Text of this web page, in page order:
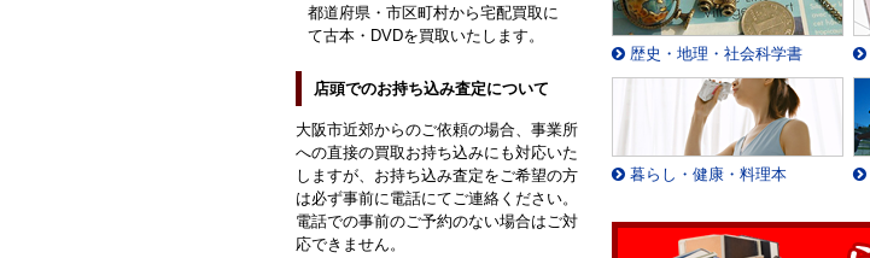
歴史・地理・社会科学書
暮らし・健康・料理本
都道府県・市区町村から宅配買取に
て古本・DVDを買取いたします。
店頭でのお持ち込み査定について
大阪市近郊からのご依頼の場合、事業所
への直接の買取お持ち込みにも対応いた
しますが、お持ち込み査定をご希望の方
は必ず事前に電話にてご連絡ください。
電話での事前のご予約のない場合はご対
応できません。